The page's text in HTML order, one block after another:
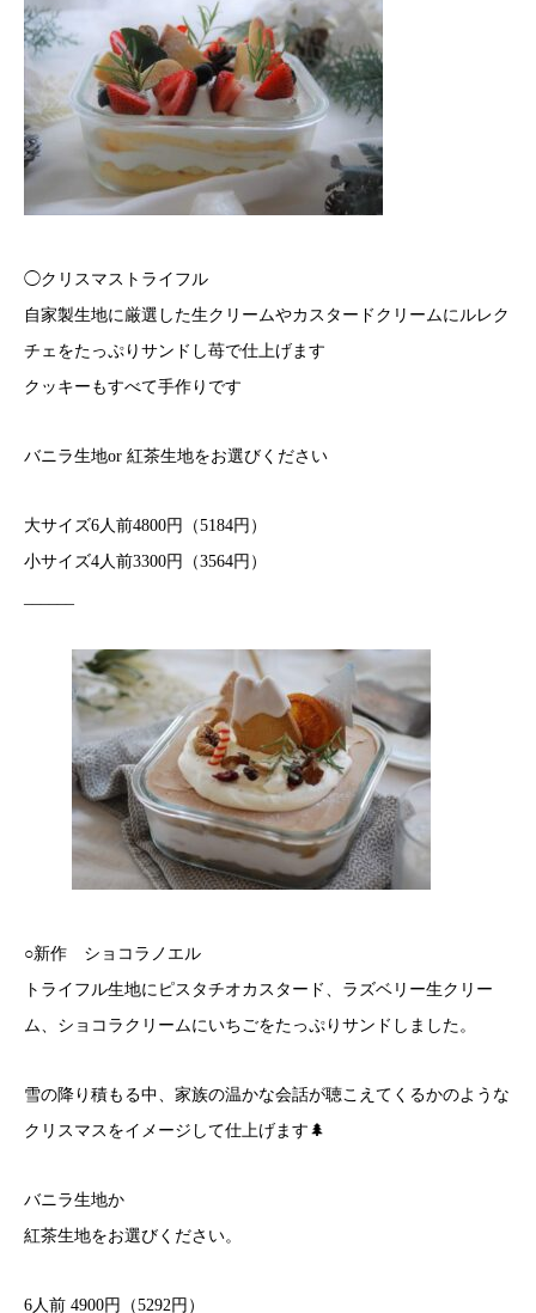
◯クリスマストライフル
自家製生地に厳選した生クリームやカスタードクリームにルレク
チェをたっぷりサンドし苺で仕上げます
クッキーもすべて手作りです
バニラ生地or 紅茶生地をお選びください
大サイズ6人前4800円（5184円）
小サイズ4人前3300円（3564円）
○新作 ショコラノエル
トライフル生地にピスタチオカスタード、ラズベリー生クリー
ム、ショコラクリームにいちごをたっぷりサンドしました。
雪の降り積もる中、家族の温かな会話が聴こえてくるかのような
クリスマスをイメージして仕上げます🌲
バニラ生地か
紅茶生地をお選びください。
6人前 4900円（5292円）